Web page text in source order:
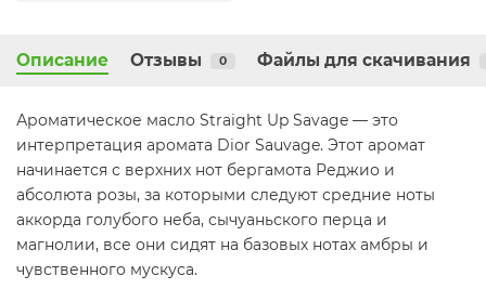
Описание Отзывы 0 Файлы для скачивания
Ароматическое масло Straight Up Savage — это
интерпретация аромата Dior Sauvage. Этот аромат
начинается с верхних нот бергамота Реджио и
абсолюта розы, за которыми следуют средние ноты
аккорда голубого неба, сычуаньского перца и
магнолии, все они сидят на базовых нотах амбры и
чувственного мускуса.